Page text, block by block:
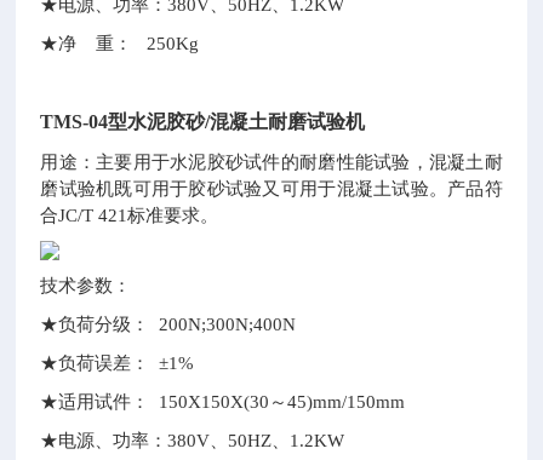
★电源、功率：380V、50HZ、1.2KW
★净 重： 250Kg
TMS-04型水泥胶砂/混凝土耐磨试验机
用途：主要用于水泥胶砂试件的耐磨性能试验，混凝土耐
磨试验机既可用于胶砂试验又可用于混凝土试验。产品符
合JC/T 421标准要求。
技术参数：
★负荷分级： 200N;300N;400N
★负荷误差： ±1%
★适用试件： 150X150X(30～45)mm/150mm
★电源、功率：380V、50HZ、1.2KW